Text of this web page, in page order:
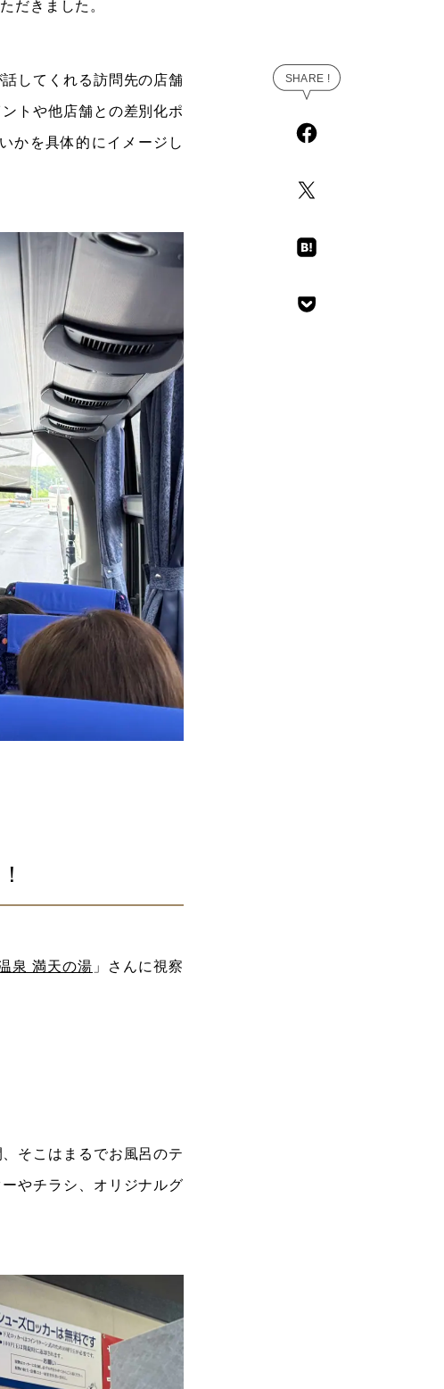
だきました。
してくれる訪問先の店舗
トや他店舗との差別化ポ
かを具体的にイメージし
泉 満天の湯 」さんに視察
そこはまるでお風呂のテ
やチラシ、オリジナルグ